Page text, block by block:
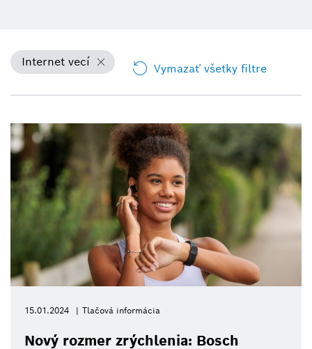
Internet vecí Vymazať všetky filtre
15.01.2024 Tlačová informácia
Nový rozmer zrýchlenia: Bosch